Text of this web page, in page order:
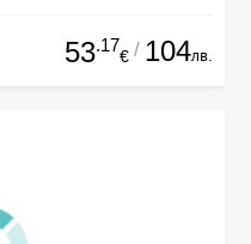
53.17
€ / 104лв.